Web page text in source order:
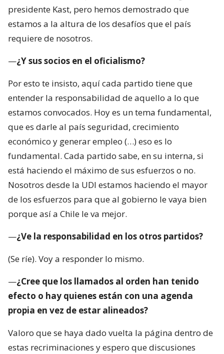
presidente Kast, pero hemos demostrado que
estamos a la altura de los desafíos que el país
requiere de nosotros.
—¿Y sus socios en el oficialismo?
Por esto te insisto, aquí cada partido tiene que
entender la responsabilidad de aquello a lo que
estamos convocados. Hoy es un tema fundamental,
que es darle al país seguridad, crecimiento
económico y generar empleo (…) eso es lo
fundamental. Cada partido sabe, en su interna, si
está haciendo el máximo de sus esfuerzos o no.
Nosotros desde la UDI estamos haciendo el mayor
de los esfuerzos para que al gobierno le vaya bien
porque así a Chile le va mejor.
—¿Ve la responsabilidad en los otros partidos?
(Se ríe). Voy a responder lo mismo.
—¿Cree que los llamados al orden han tenido
efecto o hay quienes están con una agenda
propia en vez de estar alineados?
Valoro que se haya dado vuelta la página dentro de
estas recriminaciones y espero que discusiones